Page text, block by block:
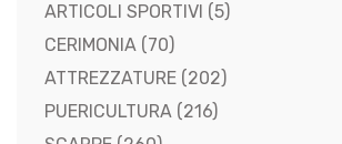
ARTICOLI SPORTIVI (5)
CERIMONIA (70)
ATTREZZATURE (202)
PUERICULTURA (216)